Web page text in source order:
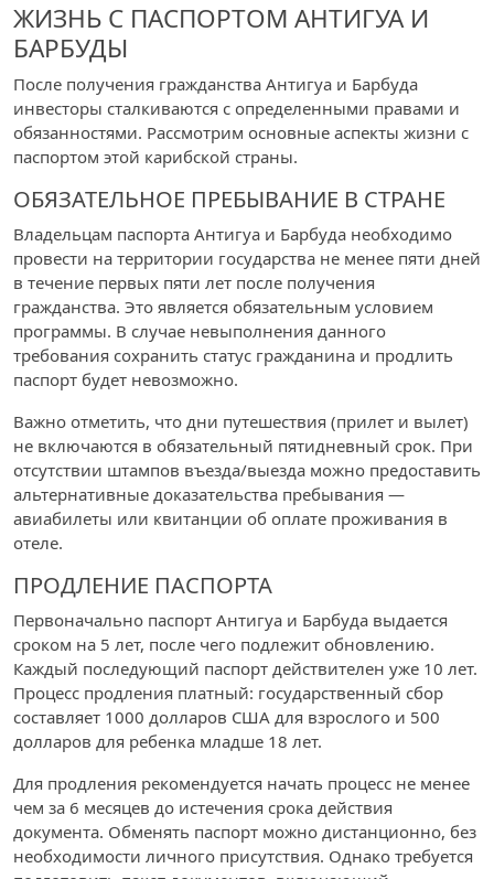
ЖИЗНЬ С ПАСПОРТОМ АНТИГУА И
БАРБУДЫ
После получения гражданства Антигуа и Барбуда
инвесторы сталкиваются с определенными правами и
обязанностями. Рассмотрим основные аспекты жизни с
паспортом этой карибской страны.
ОБЯЗАТЕЛЬНОЕ ПРЕБЫВАНИЕ В СТРАНЕ
Владельцам паспорта Антигуа и Барбуда необходимо
провести на территории государства не менее пяти дней
в течение первых пяти лет после получения
гражданства. Это является обязательным условием
программы. В случае невыполнения данного
требования сохранить статус гражданина и продлить
паспорт будет невозможно.
Важно отметить, что дни путешествия (прилет и вылет)
не включаются в обязательный пятидневный срок. При
отсутствии штампов въезда/выезда можно предоставить
альтернативные доказательства пребывания —
авиабилеты или квитанции об оплате проживания в
отеле.
ПРОДЛЕНИЕ ПАСПОРТА
Первоначально паспорт Антигуа и Барбуда выдается
сроком на 5 лет, после чего подлежит обновлению.
Каждый последующий паспорт действителен уже 10 лет.
Процесс продления платный: государственный сбор
составляет 1000 долларов США для взрослого и 500
долларов для ребенка младше 18 лет.
Для продления рекомендуется начать процесс не менее
чем за 6 месяцев до истечения срока действия
документа. Обменять паспорт можно дистанционно, без
необходимости личного присутствия. Однако требуется